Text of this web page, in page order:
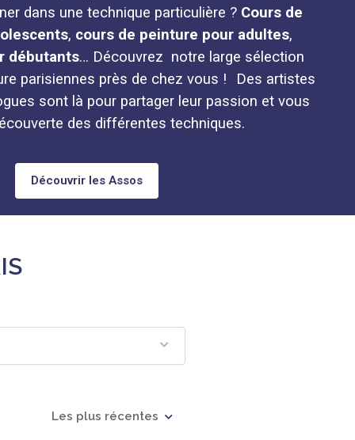
dans une technique particulière ? Cours de
, cours de peinture pour adultes,
débutants… Découvrez notre large sélection
parisiennes près de chez vous !
Des artistes
sont là pour partager leur passion et vous
des différentes techniques.
Découvrir les Assos
Les plus récentes